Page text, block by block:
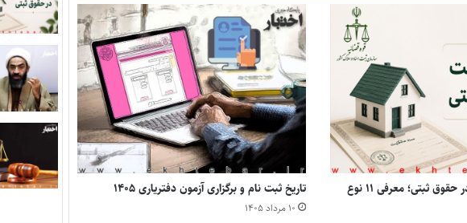
انواع مالکیت املاک در حقوق ثبتی؛ معرفی ۱۱ نوع
تاریخ ثبت نام و برگزاری آزمون دفتریاری ۱۴۰۵
۱۰ مرداد ۱۴۰۵